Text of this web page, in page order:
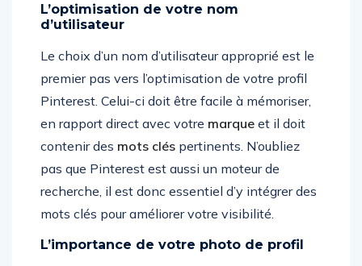
L’optimisation de votre nom
d’utilisateur
Le choix d’un nom d’utilisateur approprié est le
premier pas vers l’optimisation de votre profil
Pinterest. Celui-ci doit être facile à mémoriser,
en rapport direct avec votre marque et il doit
contenir des mots clés pertinents. N’oubliez
pas que Pinterest est aussi un moteur de
recherche, il est donc essentiel d’y intégrer des
mots clés pour améliorer votre visibilité.
L’importance de votre photo de profil